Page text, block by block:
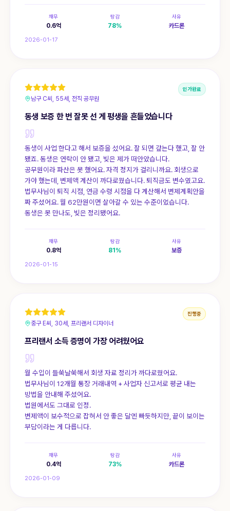
채무
0.6억
탕감
78%
사유
카드론
2026-01-17
남구 C씨, 55세, 전직 공무원
인가완료
동생 보증 한 번 잘못 선 게 평생을 흔들었습니다
동생이 사업 한다고 해서 보증을 섰어요. 잘 되면 갚는다 했고, 잘 안
됐죠. 동생은 연락이 안 됐고, 빚은 제가 떠안았습니다.
공무원이라 파산은 못 했어요. 자격 정지가 걸리니까요. 회생으로
가야 했는데, 변제액 계산이 까다로웠습니다. 퇴직금도 변수였고요.
법무사님이 퇴직 시점, 연금 수령 시점을 다 계산해서 변제계획안을
짜 주셨어요. 월 62만원이면 살아갈 수 있는 수준이었습니다.
동생은 못 만나도, 빚은 정리됐어요.
채무
0.8억
탕감
81 %
사유
보증
2026-01-15
중구 E씨, 30세, 프리랜서 디자이너
진행중
프리랜서 소득 증명이 가장 어려웠어요
월 수입이 들쑥날쑥해서 회생 자료 정리가 까다로웠어요.
법무사님이 12개월 통장 거래내역 + 사업자 신고서로 평균 내는
방법을 안내해 주셨어요.
법원에서도 그대로 인정.
변제액이 보수적으로 잡혀서 안 좋은 달엔 빠듯하지만, 끝이 보이는
부담이라는 게 다릅니다.
채무
0.4억
탕감
73%
사유
카드론
2026-01-09